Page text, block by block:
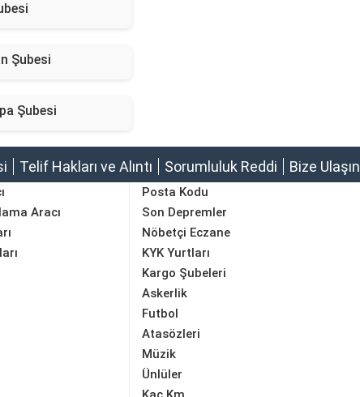
Şubesi
Şubesi
Telif Hakları ve Alıntı Sorumluluk Reddi Bize Ulaşın
Aracı
Posta Kodu
Son Depremler
Nöbetçi Eczane
KYK Yurtları
Kargo Şubeleri
Askerlik
Futbol
Atasözleri
Müzik
Ünlüler